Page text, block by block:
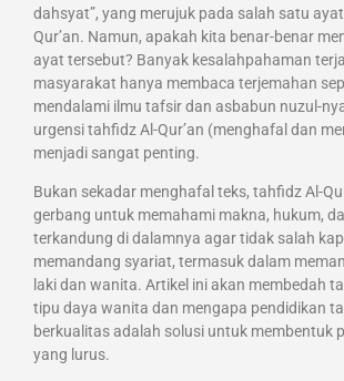
dahsyat”, yang merujuk pada salah satu
Qur’an. Namun, apakah kita benar-benar
ayat tersebut? Banyak kesalahpahaman
masyarakat hanya membaca terjemahan
mendalami ilmu tafsir dan asbabun nuzul-
urgensi tahfidz Al-Qur’an (menghafal dan
menjadi sangat penting.
Bukan sekadar menghafal teks, tahfidz Al-
gerbang untuk memahami makna, hukum,
terkandung di dalamnya agar tidak salah
memandang syariat, termasuk dalam
laki dan wanita. Artikel ini akan membedah
tipu daya wanita dan mengapa pendidikan
berkualitas adalah solusi untuk membentuk
yang lurus.